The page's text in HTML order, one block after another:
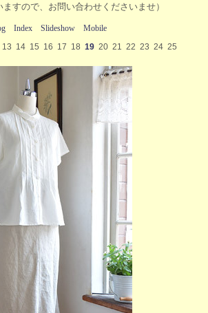
すので、お問い合わせくださいませ）
Index Slideshow
Mobile
13 14 15 16 17 18 19 20 21 22 23 24 25